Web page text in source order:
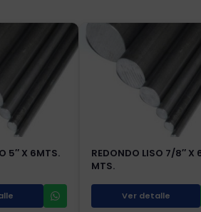
5″ X 6MTS.
REDONDO LISO 7/8″ X
MTS.
Ver detalle